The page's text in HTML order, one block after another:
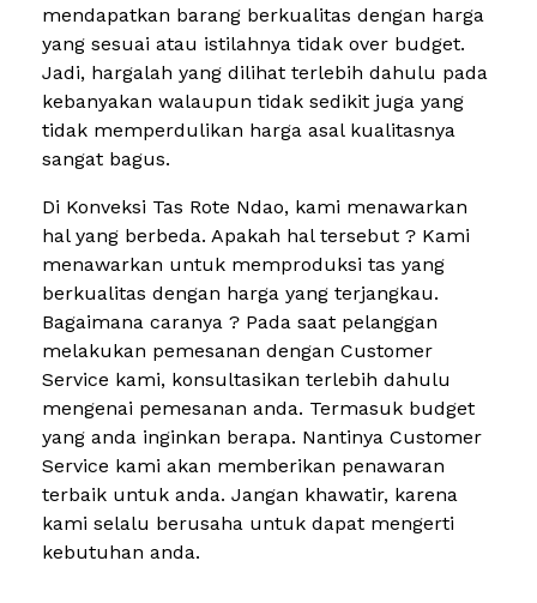
mendapatkan barang berkualitas dengan harga
yang sesuai atau istilahnya tidak over budget.
Jadi, hargalah yang dilihat terlebih dahulu pada
kebanyakan walaupun tidak sedikit juga yang
tidak memperdulikan harga asal kualitasnya
sangat bagus.
Di Konveksi Tas Rote Ndao, kami menawarkan
hal yang berbeda. Apakah hal tersebut ? Kami
menawarkan untuk memproduksi tas yang
berkualitas dengan harga yang terjangkau.
Bagaimana caranya ? Pada saat pelanggan
melakukan pemesanan dengan Customer
Service kami, konsultasikan terlebih dahulu
mengenai pemesanan anda. Termasuk budget
yang anda inginkan berapa. Nantinya Customer
Service kami akan memberikan penawaran
terbaik untuk anda. Jangan khawatir, karena
kami selalu berusaha untuk dapat mengerti
kebutuhan anda.